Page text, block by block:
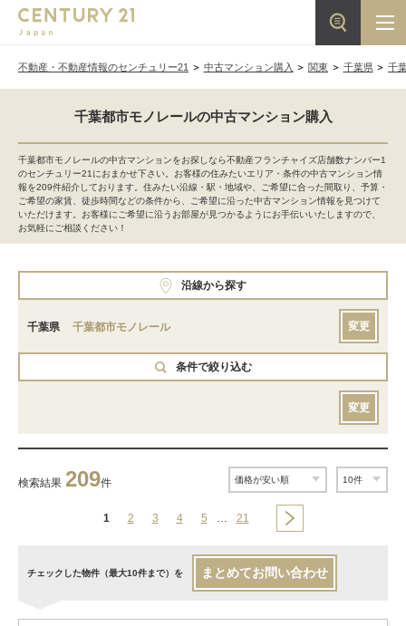
不動産・不動産情報のセンチュリー21 中古マンション購入 関東 千葉県 千
千葉都市モノレールの中古マンション購入
千葉都市モノレールの中古マンションをお探しなら不動産フランチャイズ店舗数ナンバー1
のセンチュリー21におまかせ下さい。お客様の住みたいエリア・条件の中古マンション情
報を209件紹介しております。住みたい沿線・駅・地域や、ご希望に合った間取り、予算・
ご希望の家賃、徒歩時間などの条件から、ご希望に沿った中古マンション情報を見つけて
いただけます。お客様にご希望に沿うお部屋が見つかるようにお手伝いいたしますので、
お気軽にご相談ください！
沿線から探す
千葉県 千葉都市モノレール 変更
条件で絞り込む
変更
検索結果 209件
1 2 3 4 5 … 21
チェックした物件（最大10件まで）を まとめてお問い合わせ